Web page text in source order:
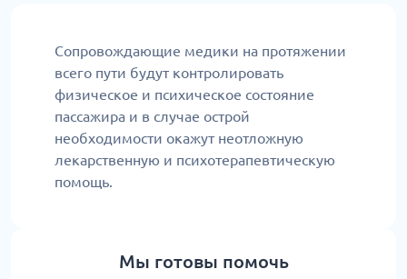
Сопровождающие медики на протяжении
всего пути будут контролировать
физическое и психическое состояние
пассажира и в случае острой
необходимости окажут неотложную
лекарственную и психотерапевтическую
помощь.
Мы готовы помочь